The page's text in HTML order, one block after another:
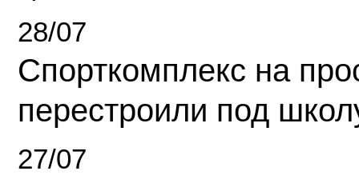
28/07
Спорткомплекс на
перестроили под
27/07